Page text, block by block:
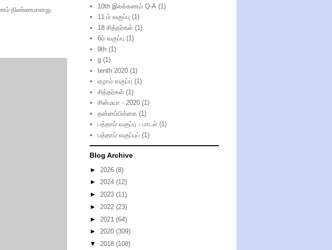
திண்ணமானது.
10th இலக்கணம் Q-A (1)
11 ம் வகுப்பு (1)
18 சித்தர்கள் (1)
6ம் வகுப்பு (1)
9th (1)
g (1)
tenth 2020 (1)
ஏழாம் வகுப்பு (1)
சித்தர்கள் (1)
சின்மயா - 2020 (1)
தன்னம்பிக்கை (1)
பத்தாம் வகுப்பு - பாடல் (1)
பத்தாம் வகுப்புப் (1)
Blog Archive
► 2026 (8)
► 2024 (12)
► 2023 (11)
► 2022 (23)
► 2021 (64)
► 2020 (309)
▼ 2018 (108)